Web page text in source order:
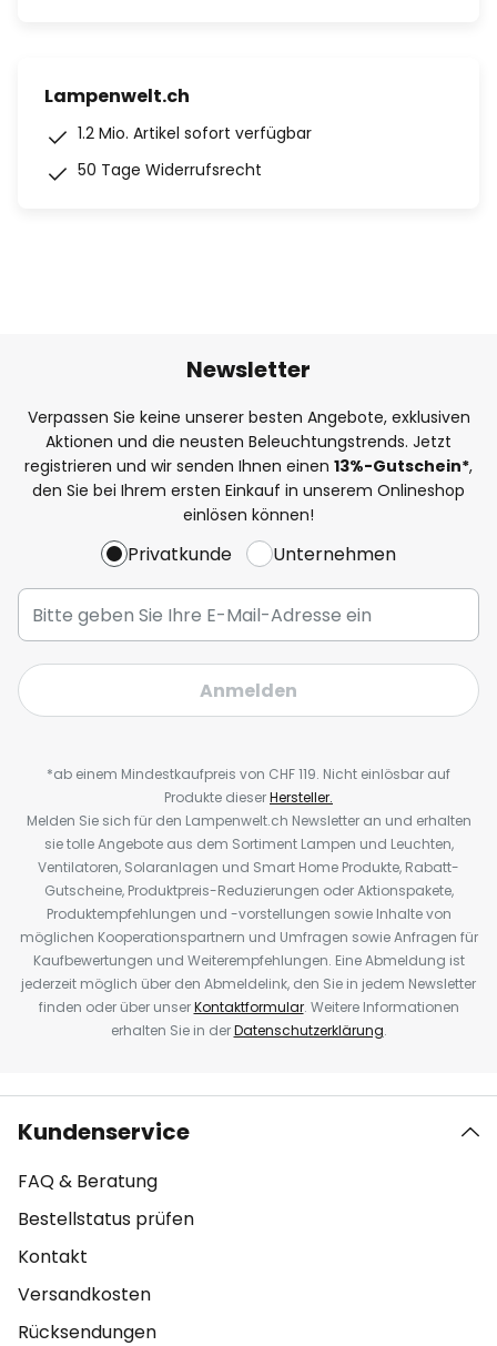
Lampenwelt.ch
1.2 Mio. Artikel sofort verfügbar
50 Tage Widerrufsrecht
Newsletter
Verpassen Sie keine unserer besten Angebote, exklusiven
Aktionen und die neusten Beleuchtungstrends. Jetzt
registrieren und wir senden Ihnen einen 13%-Gutschein*,
den Sie bei Ihrem ersten Einkauf in unserem Onlineshop
einlösen können!
Privatkunde Unternehmen
Anmelden
*ab einem Mindestkaufpreis von CHF 119. Nicht einlösbar auf
Produkte dieserHersteller.
Melden Sie sich für den Lampenwelt.ch Newsletter an und erhalten
sie tolle Angebote aus dem Sortiment Lampen und Leuchten,
Ventilatoren, Solaranlagen und Smart Home Produkte, Rabatt-
Gutscheine, Produktpreis-Reduzierungen oder Aktionspakete,
Produktempfehlungen und -vorstellungen sowie Inhalte von
möglichen Kooperationspartnern und Umfragen sowie Anfragen für
Kaufbewertungen und Weiterempfehlungen. Eine Abmeldung ist
jederzeit möglich über den Abmeldelink, den Sie in jedem Newsletter
finden oder über unserKontaktformular. Weitere Informationen
erhalten Sie in derDatenschutzerklärung.
Kundenservice
FAQ & Beratung
Bestellstatus prüfen
Kontakt
Versandkosten
Rücksendungen